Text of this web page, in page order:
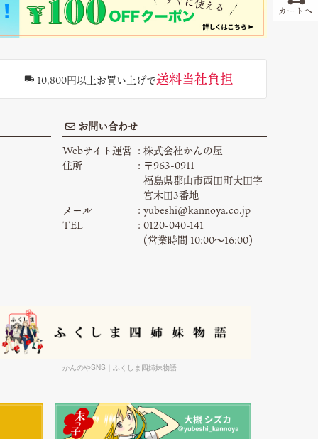
カートへ
10,800円以上お買い上げで送料当社負担
お問い合わせ
Webサイト運営
株式会社かんの屋
住所
〒963-0911
福島県郡山市西田町大田字
宮木田3番地
メール
yubeshi@kannoya.co.jp
TEL
0120-040-141
(営業時間 10:00〜16:00)
かんのやSNS｜ふくしま四姉妹物語